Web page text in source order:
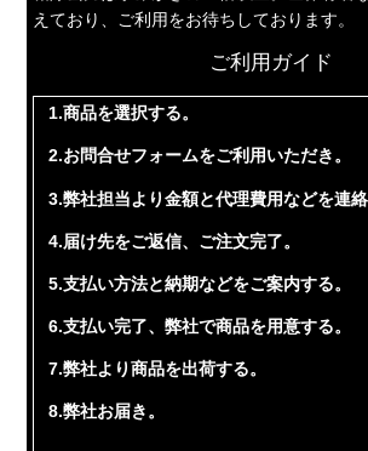
えており、ご利用をお待ちしております。
ご利用ガイド
1.商品を選択する。
2.お問合せフォームをご利用いただき。
3.弊社担当より金額と代理費用などを連絡
4.届け先をご返信、ご注文完了。
5.支払い方法と納期などをご案内する。
6.支払い完了、弊社で商品を用意する。
7.弊社より商品を出荷する。
8.弊社お届き。